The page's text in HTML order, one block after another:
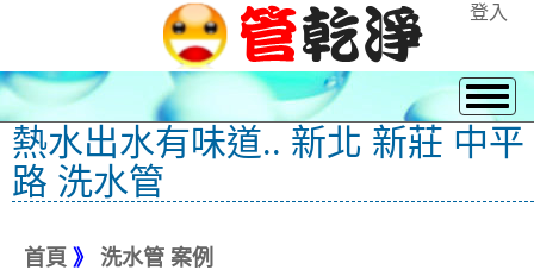
登入
熱水出水有味道.. 新北 新莊 中平
路 洗水管
首頁 》 洗水管 案例